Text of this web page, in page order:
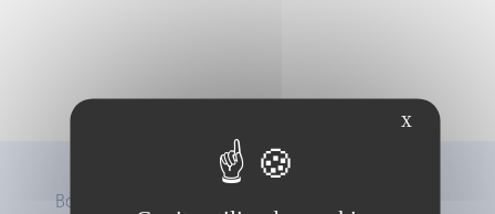
Boutique
X